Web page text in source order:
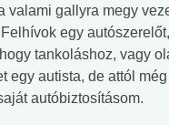
valami gallyra megy
egy
tankoláshoz, vagy
egy autista, de attól
autóbiztosításom.